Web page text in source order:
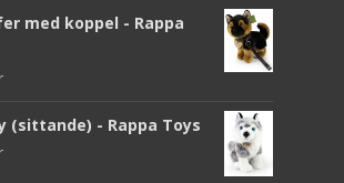
med koppel - Rappa
(sittande) - Rappa Toys